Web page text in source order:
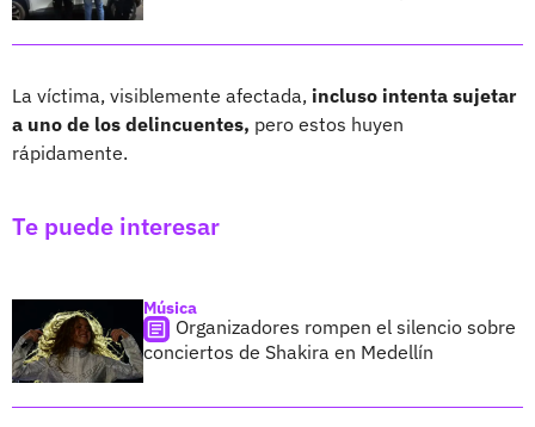
La víctima, visiblemente afectada, incluso intenta sujetar
a uno de los delincuentes, pero estos huyen
rápidamente.
Te puede interesar
Música
Organizadores rompen el silencio sobre
conciertos de Shakira en Medellín